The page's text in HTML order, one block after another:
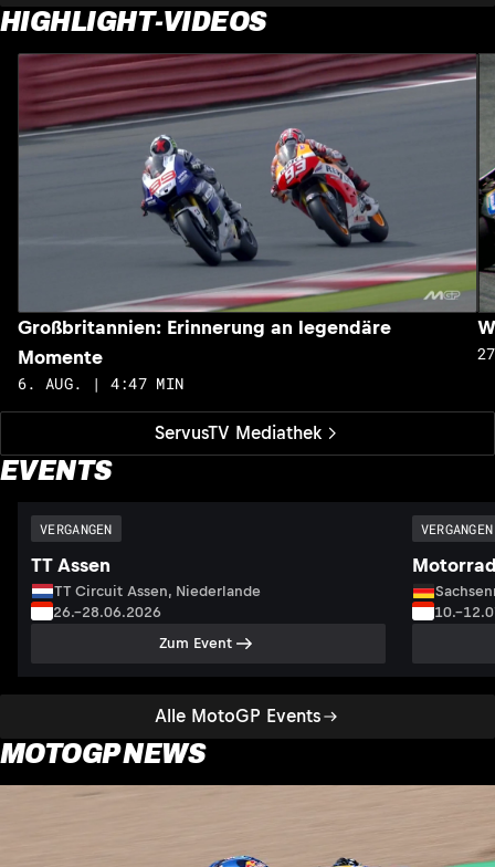
HIGHLIGHT-VIDEOS
ServusTV Mediathek
Großbritannien: Erinnerung an legendäre
Momente
6. AUG. | 4:47 MIN
EVENTS
Alle MotoGP Events
VERGANGEN
TT Assen
TT Circuit Assen, Niederlande
26.–28.06.2026
Zum Event
VERGANGEN
MOTOGP NEWS